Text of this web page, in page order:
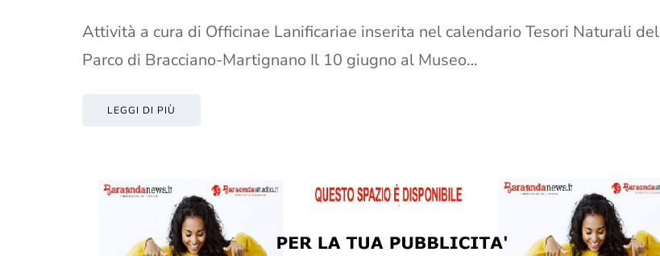
Attività a cura di Officinae Lanificariae inserita nel calendario Tesori Naturali del
Parco di Bracciano-Martignano Il 10 giugno al Museo…
LEGGI DI PIÙ